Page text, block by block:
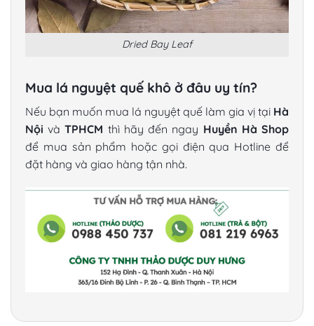
Dried Bay Leaf
Mua lá nguyệt quế khô ở đâu uy tín?
Nếu bạn muốn mua lá nguyệt quế làm gia vị tại Hà
Nội vàTPHCM thì hãy đến ngay Huyền Hà Shop
để mua sản phẩm hoặc gọi điện qua Hotline để
đặt hàng và giao hàng tận nhà.